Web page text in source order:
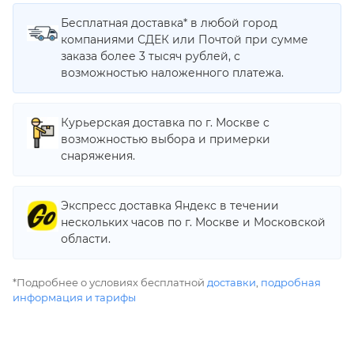
Бесплатная доставка* в любой город
компаниями СДЕК или Почтой при сумме
заказа более 3 тысяч рублей, с
возможностью наложенного платежа.
Курьерская доставка по г. Москве с
возможностью выбора и примерки
снаряжения.
Экспресс доставка Яндекс в течении
нескольких часов по г. Москве и Московской
области.
*Подробнее о условиях бесплатной доставки подробная
информация и тарифы